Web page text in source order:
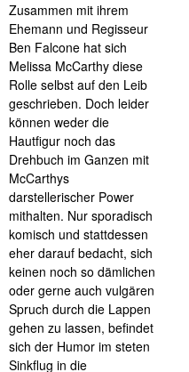
Zusammen mit ihrem
Ehemann und Regisseur
Ben Falcone hat sich
Melissa McCarthy diese
Rolle selbst auf den Leib
geschrieben. Doch leider
können weder die
Hautfigur noch das
Drehbuch im Ganzen mit
McCarthys
darstellerischer Power
mithalten. Nur sporadisch
komisch und stattdessen
eher darauf bedacht, sich
keinen noch so dämlichen
oder gerne auch vulgären
Spruch durch die Lappen
gehen zu lassen, befindet
sich der Humor im steten
Sinkflug in die